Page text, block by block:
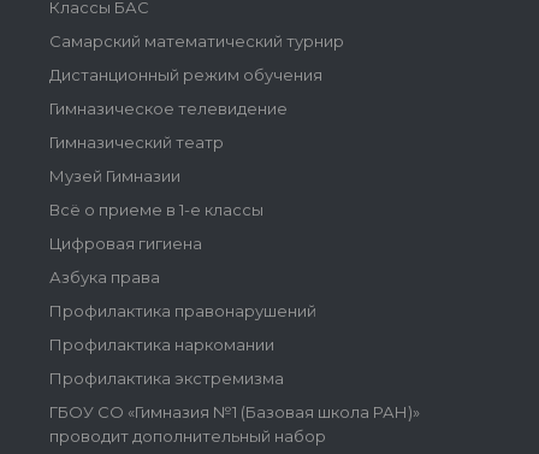
Классы БАС
Самарский математический турнир
Дистанционный режим обучения
Гимназическое телевидение
Гимназический театр
Музей Гимназии
Всё о приеме в 1-е классы
Цифровая гигиена
Азбука права
Профилактика правонарушений
Профилактика наркомании
Профилактика экстремизма
ГБОУ СО «Гимназия №1 (Базовая школа РАН)»
проводит дополнительный набор